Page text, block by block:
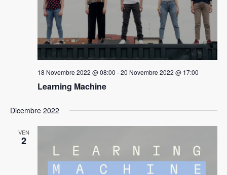
18 Novembre 2022 @ 08:00 -20 Novembre 2022 @ 17:00
Learning Machine
Dicembre 2022
VEN
2